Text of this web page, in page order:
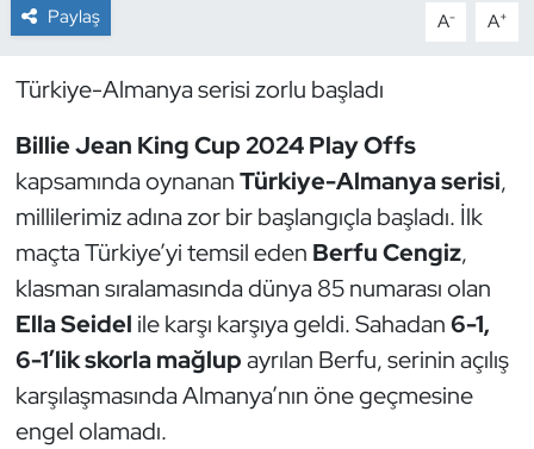
Paylaş A- A+
Türkiye-Almanya serisi zorlu başladı
Billie Jean King Cup 2024 Play Offs
kapsamında oynananTürkiye-Almanya serisi,
millilerimiz adına zor bir başlangıçla başladı. İlk
maçta Türkiye’yi temsil eden Berfu Cengiz,
klasman sıralamasında dünya 85 numarası olan
Ella Seidel ile karşı karşıya geldi. Sahadan6-1,
6-1’lik skorla mağlupayrılan Berfu, serinin açılış
karşılaşmasında Almanya’nın öne geçmesine
engel olamadı.
E-Spor
Eskrim
Futbol
Futsal
Genel